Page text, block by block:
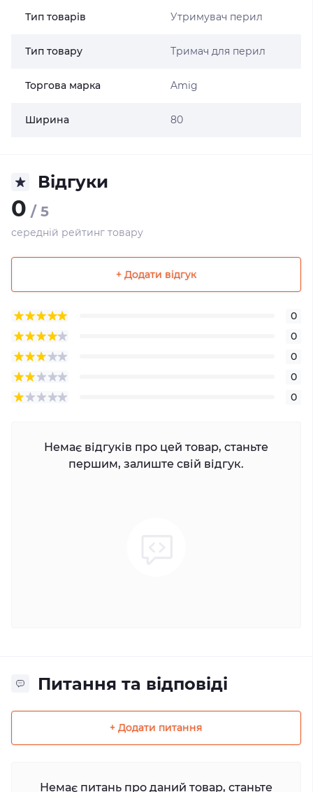
Тип товарів Утримувач перил
Тип товару Тримач для перил
Торгова марка Amig
Ширина 80
Відгуки
0 / 5
середній рейтинг товару
+ Додати відгук
0
0
0
0
0
Немає відгуків про цей товар, станьте
першим, залиште свій відгук.
Питання та відповіді
+ Додати питання
Немає питань про даний товар, станьте